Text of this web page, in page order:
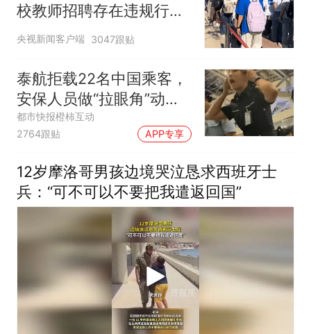
校教师招聘存在违规行
为”：已启动问责程序 副
央视新闻客户端 3047跟贴
泰航拒载22名中国乘客，
安保人员做“拉眼角”动
作，泰国机场最新回应：
拒绝登机决定由航司作
改签但没兑现
都市快报橙柿互动
2764跟贴
APP专享
12岁摩洛哥男孩边境哭泣恳求西班牙士
兵：“可不可以不要把我遣返回国”